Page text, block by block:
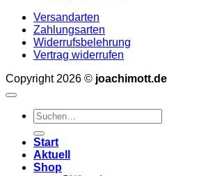
Versandarten
Zahlungsarten
Widerrufsbelehrung
Vertrag widerrufen
Copyright 2026 © joachimott.de
Suchen
nach:
Start
Aktuell
Shop